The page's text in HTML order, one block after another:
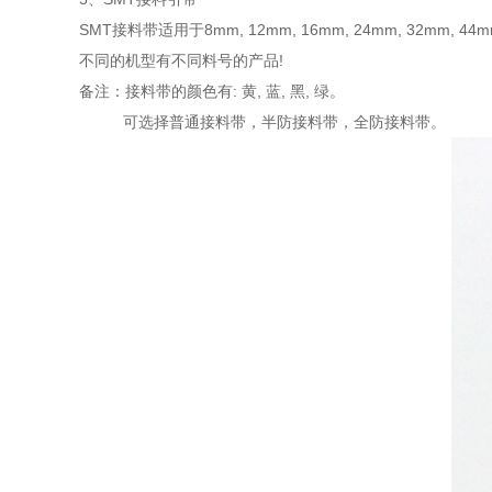
SMT接料带适用于8mm, 12mm, 16mm, 24mm, 32mm,
不同的机型有不同料号的产品!
备注：接料带的颜色有: 黄, 蓝, 黑, 绿。
可选择普通接料带，半防接料带，全防接料带。